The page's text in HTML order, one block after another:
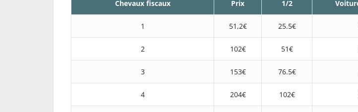
Chevaux fiscaux Prix 1/2
1 51,2€ 25.5€
2 102€ 51€
3 153€ 76.5€
4 204€ 102€